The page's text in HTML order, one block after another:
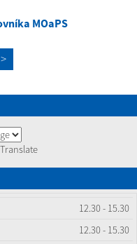
MOaPS
>
Translate
12.30 - 15.30
12.30 - 15.30